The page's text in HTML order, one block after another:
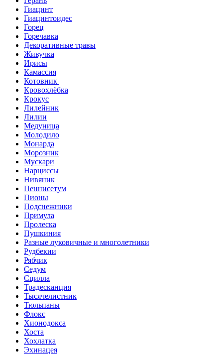
Гиацинт
Гиацинтоидес
Горец
Горечавка
Декоративные травы
Живучка
Ирисы
Камассия
Котовник
Кровохлёбка
Крокус
Лилейник
Лилии
Медуница
Молодило
Монарда
Морозник
Мускари
Нарциссы
Нивяник
Пеннисетум
Пионы
Подснежники
Примула
Пролеска
Пушкиния
Разные луковичные и многолетники
Рудбекии
Рябчик
Седум
Сцилла
Традесканция
Тысячелистник
Тюльпаны
Флокс
Хионодокса
Хоста
Хохлатка
Эхинацея